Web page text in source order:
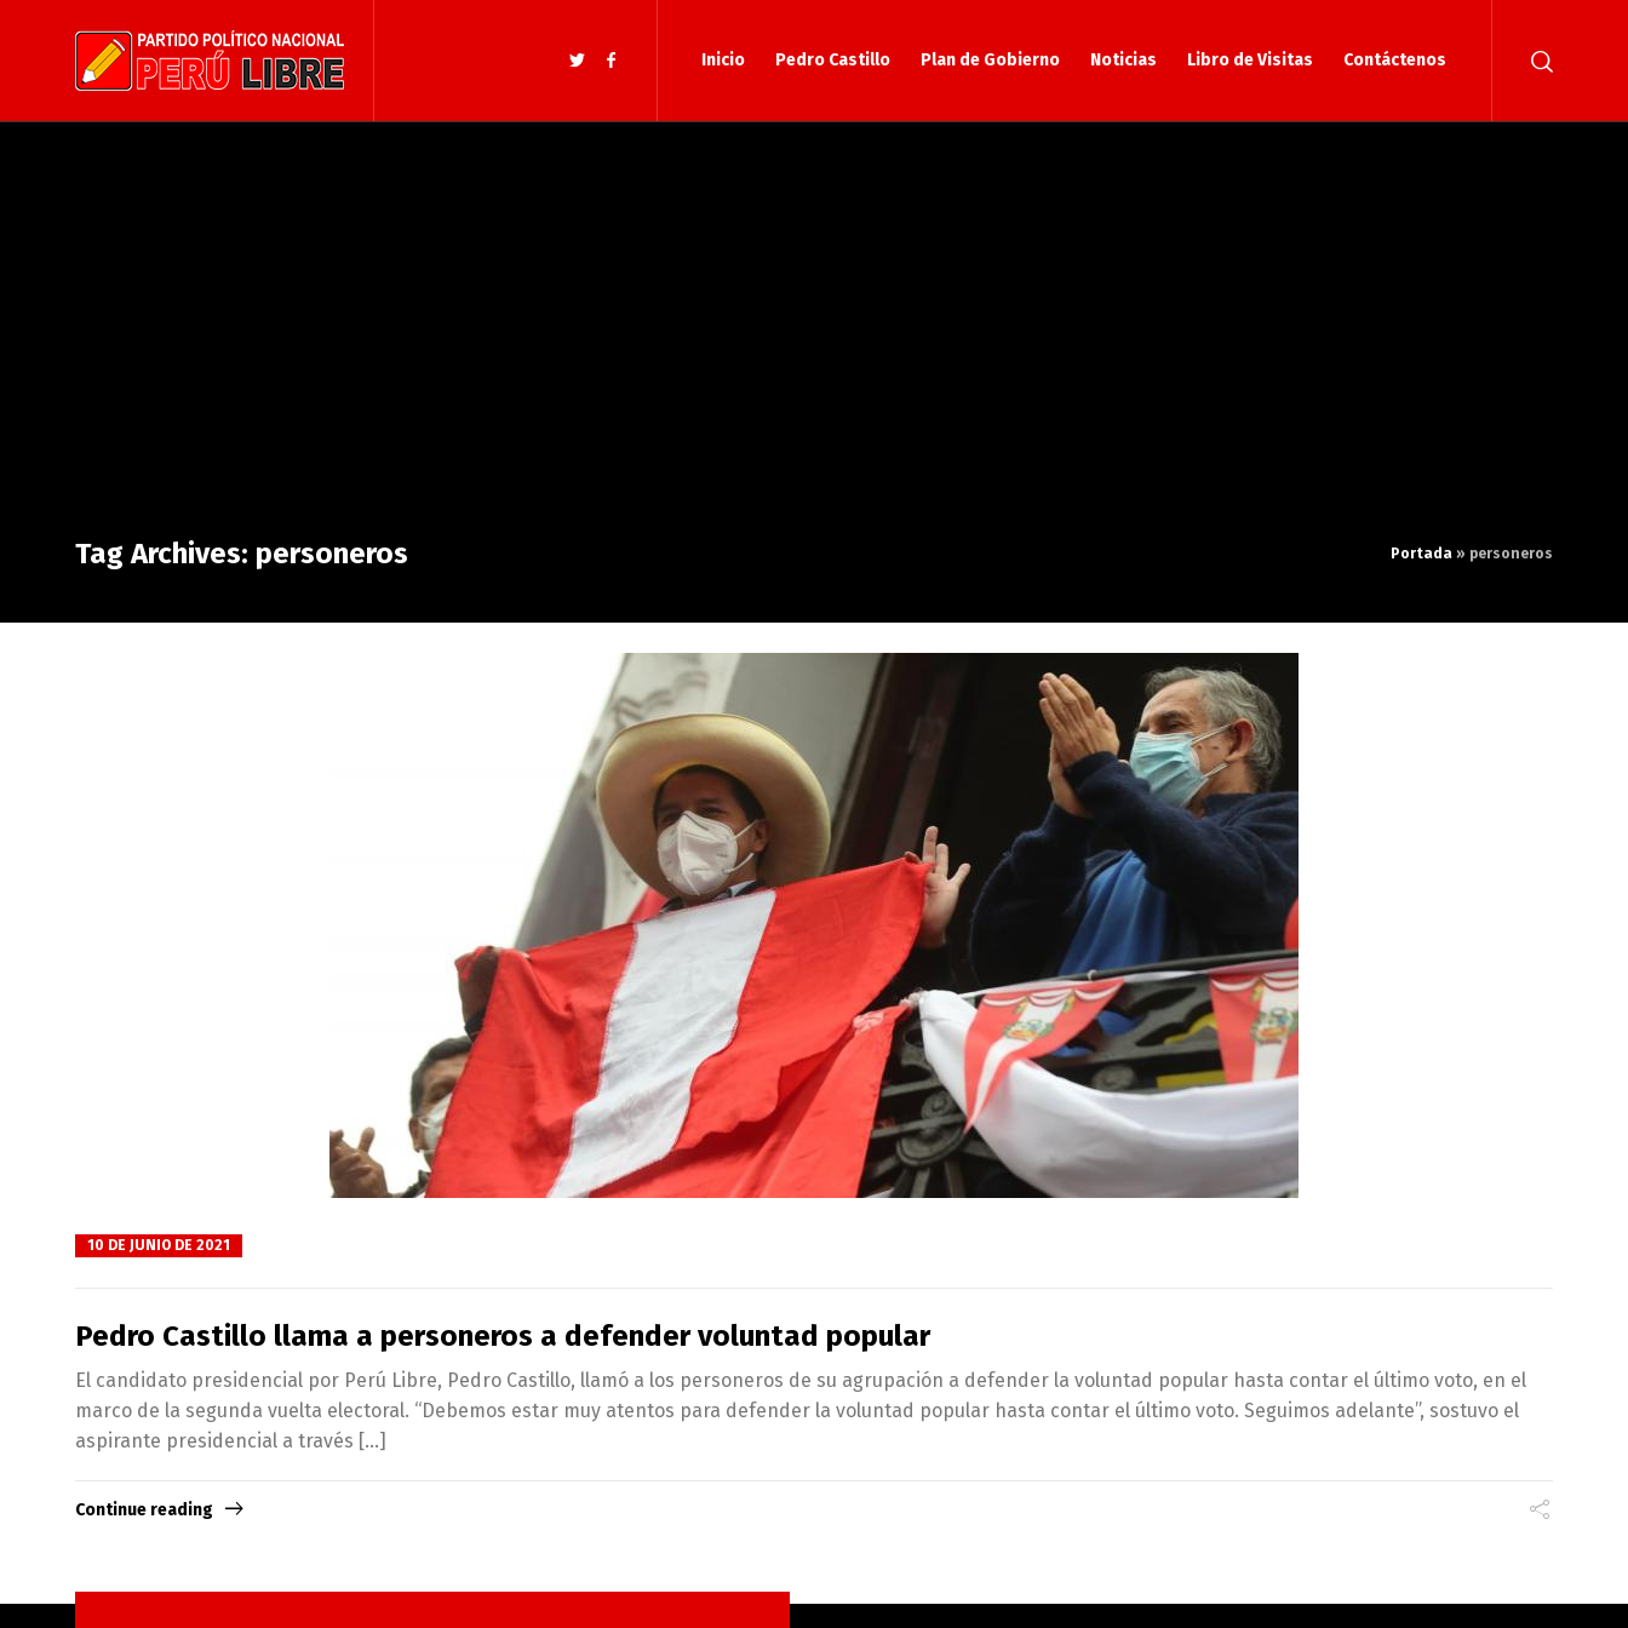
Inicio Pedro Castillo Plan de Gobierno Noticias Libro de Visitas Contáctenos
Tag Archives: personeros Portada » personeros
10 DE JUNIO DE 2021
Pedro Castillo llama a personeros a defender voluntad popular
El candidato presidencial por Perú Libre, Pedro Castillo, llamó a los personeros de su agrupación a defender la voluntad popular hasta contar el último voto, en el
marco de la segunda vuelta electoral. “Debemos estar muy atentos para defender la voluntad popular hasta contar el último voto. Seguimos adelante”, sostuvo el
aspirante presidencial a través […]
Continue reading